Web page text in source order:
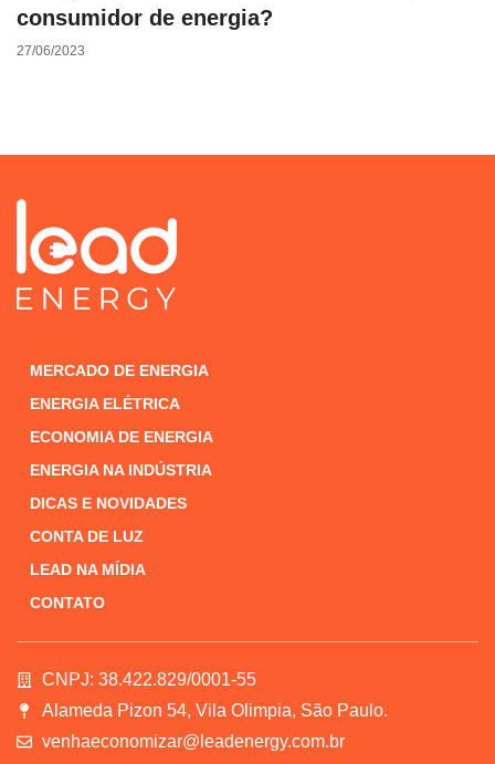
consumidor de energia?
27/06/2023
MERCADO DE ENERGIA
ENERGIA ELÉTRICA
ECONOMIA DE ENERGIA
ENERGIA NA INDÚSTRIA
DICAS E NOVIDADES
CONTA DE LUZ
LEAD NA MÍDIA
CONTATO
CNPJ: 38.422.829/0001-55
Alameda Pizon 54, Vila Olimpia, São Paulo.
venhaeconomizar@leadenergy.com.br